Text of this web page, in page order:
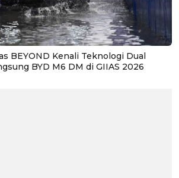
BEYOND Kenali Teknologi Dual
BYD M6 DM di GIIAS 2026